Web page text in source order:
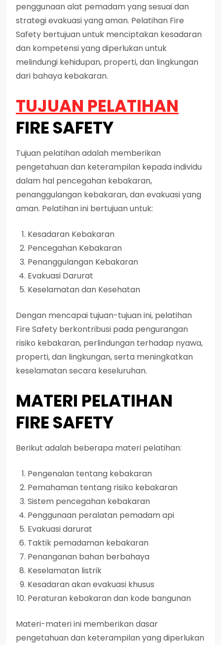
penggunaan alat pemadam yang sesuai dan
strategi evakuasi yang aman. Pelatihan Fire
Safety bertujuan untuk menciptakan kesadaran
dan kompetensi yang diperlukan untuk
melindungi kehidupan, properti, dan lingkungan
dari bahaya kebakaran.
TUJUAN PELATIHAN
FIRE SAFETY
Tujuan pelatihan adalah memberikan
pengetahuan dan keterampilan kepada individu
dalam hal pencegahan kebakaran,
penanggulangan kebakaran, dan evakuasi yang
aman. Pelatihan ini bertujuan untuk:
Kesadaran Kebakaran
Pencegahan Kebakaran
Penanggulangan Kebakaran
Evakuasi Darurat
Keselamatan dan Kesehatan
Dengan mencapai tujuan-tujuan ini, pelatihan
Fire Safety berkontribusi pada pengurangan
risiko kebakaran, perlindungan terhadap nyawa,
properti, dan lingkungan, serta meningkatkan
keselamatan secara keseluruhan.
MATERI PELATIHAN
FIRE SAFETY
Berikut adalah beberapa materi pelatihan:
Pengenalan tentang kebakaran
Pemahaman tentang risiko kebakaran
Sistem pencegahan kebakaran
Penggunaan peralatan pemadam api
Evakuasi darurat
Taktik pemadaman kebakaran
Penanganan bahan berbahaya
Keselamatan listrik
Kesadaran akan evakuasi khusus
Peraturan kebakaran dan kode bangunan
Materi-materi ini memberikan dasar
pengetahuan dan keterampilan yang diperlukan